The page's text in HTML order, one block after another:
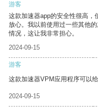
游客
这款加速器app的安全性很高，
放心。我以前使用过一些其他
情况，这让我非常担心。
2024-09-15
游客
这款加速器VPM应用程序可以
2024-09-15